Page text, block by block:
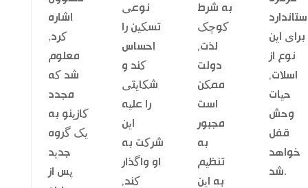
اشاره
کرد,
معلوم
شد که
مجدد
کازینو به
یک گروه
جدید
پس از
نوعی
تسکین را
احساس
کند و
شکایتی
را علیه
این
شرکت به
او واگذار
کند,
به شرط
کوچک
لذت,
دولت
ممکن
است
مجبور
به
تنظیم
به این
برای این
نوع از
اسلات,
حیات
وحش
قفل
خواهد
شد.